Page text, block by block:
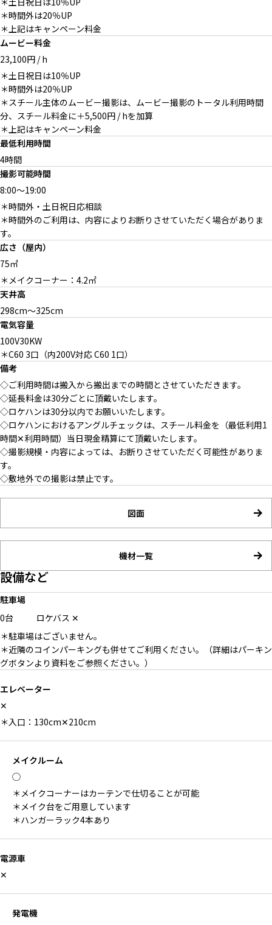
簡易キッチン・冷蔵庫コーナー
エントランス階段もバリエーシ
アーチ型エントランスドア
＊時間外は20％UP
＊上記はキャンペーン料金
ムービー料金
23,100円 / h
＊土日祝日は10％UP
＊時間外は20％UP
＊スチール主体のムービー撮影は、ムービー撮影のトータル利用時間
分、スチール料金に＋5,500円 / hを加算
＊上記はキャンペーン料金
最低利用時間
4時間
撮影可能時間
8:00～19:00
＊時間外・土日祝日応相談
＊時間外のご利用は、内容によりお断りさせていただく場合がありま
す。
広さ（屋内）
75㎡
＊メイクコーナー：4.2㎡
天井高
298cm〜325cm
電気容量
100V30KW
＊C60 3口（内200V対応 C60 1口）
備考
◇ご利用時間は搬入から搬出までの時間とさせていただきます。
◇延長料金は30分ごとに頂戴いたします。
◇ロケハンは30分以内でお願いいたします。
◇ロケハンにおけるアングルチェックは、スチール料金を（最低利用1
時間✕利用時間）当日現金精算にて頂戴いたします。
◇撮影規模・内容によっては、お断りさせていただく可能性がありま
す。
◇敷地外での撮影は禁止です。
図面
機材一覧
設備など
駐車場
0台
ロケバス ✕
＊駐車場はございません。
＊近隣のコインパーキングも併せてご利用ください。（詳細はパーキン
グボタンより資料をご参照ください。）
エレベーター
✕
＊入口：130cm✕210cm
メイクルーム
◯
＊メイクコーナーはカーテンで仕切ることが可能
＊メイク台をご用意しています
＊ハンガーラック4本あり
電源車
✕
発電機